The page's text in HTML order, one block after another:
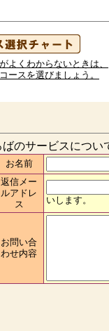
よくわからないときは、
ースを選びましょう。
のサービスについ
お名前
返信メー
ルアドレ
ス
いします。
お問い合
わせ内容